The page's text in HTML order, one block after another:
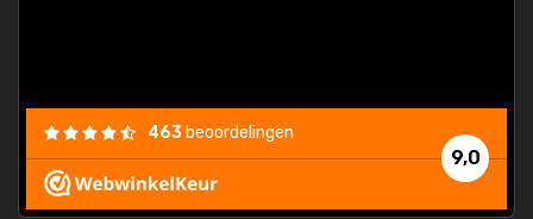
9,0
463 beoordelingen